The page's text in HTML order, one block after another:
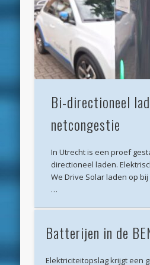
Archieven
juli 2026
juni 2026
mei 2026
april 2026
maart 2026
januari 2026
oktober 2025
juni 2025
Bi-directioneel
netcongestie
In Utrecht is een proef
directioneel laden.
We Drive Solar laden op
…
Batterijen in de
Elektriciteitopslag krijgt een